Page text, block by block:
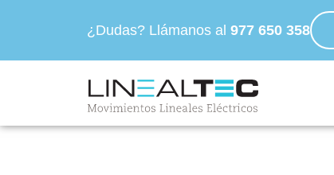
¿Dudas? Llámanos al 977 650 358